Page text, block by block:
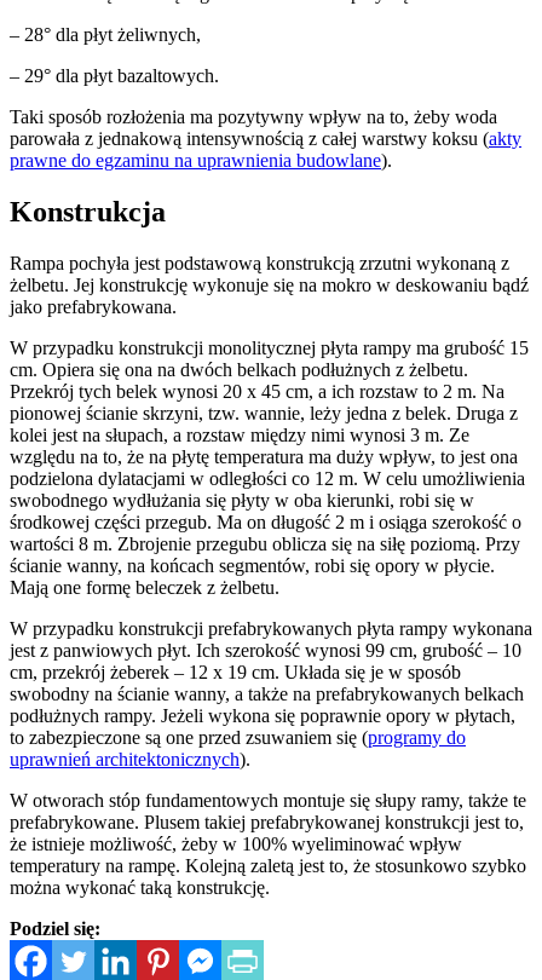
– 28° dla płyt żeliwnych,
– 29° dla płyt bazaltowych.
Taki sposób rozłożenia ma pozytywny wpływ na to, żeby woda
parowała z jednakową intensywnością z całej warstwy koksu (akty
prawne do egzaminu na uprawnienia budowlane).
Konstrukcja
Rampa pochyła jest podstawową konstrukcją zrzutni wykonaną z
żelbetu. Jej konstrukcję wykonuje się na mokro w deskowaniu bądź
jako prefabrykowana.
W przypadku konstrukcji monolitycznej płyta rampy ma grubość 15
cm. Opiera się ona na dwóch belkach podłużnych z żelbetu.
Przekrój tych belek wynosi 20 x 45 cm, a ich rozstaw to 2 m. Na
pionowej ścianie skrzyni, tzw. wannie, leży jedna z belek. Druga z
kolei jest na słupach, a rozstaw między nimi wynosi 3 m. Ze
względu na to, że na płytę temperatura ma duży wpływ, to jest ona
podzielona dylatacjami w odległości co 12 m. W celu umożliwienia
swobodnego wydłużania się płyty w oba kierunki, robi się w
środkowej części przegub. Ma on długość 2 m i osiąga szerokość o
wartości 8 m. Zbrojenie przegubu oblicza się na siłę poziomą. Przy
ścianie wanny, na końcach segmentów, robi się opory w płycie.
Mają one formę beleczek z żelbetu.
W przypadku konstrukcji prefabrykowanych płyta rampy wykonana
jest z panwiowych płyt. Ich szerokość wynosi 99 cm, grubość – 10
cm, przekrój żeberek – 12 x 19 cm. Układa się je w sposób
swobodny na ścianie wanny, a także na prefabrykowanych belkach
podłużnych rampy. Jeżeli wykona się poprawnie opory w płytach,
to zabezpieczone są one przed zsuwaniem się (programy do
uprawnień architektonicznych).
W otworach stóp fundamentowych montuje się słupy ramy, także te
prefabrykowane. Plusem takiej prefabrykowanej konstrukcji jest to,
że istnieje możliwość, żeby w 100% wyeliminować wpływ
temperatury na rampę. Kolejną zaletą jest to, że stosunkowo szybko
można wykonać taką konstrukcję.
Podziel się: